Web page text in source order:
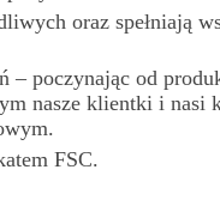
oraz spełniają
– poczynając od
nasze klientki i nasi
FSC.